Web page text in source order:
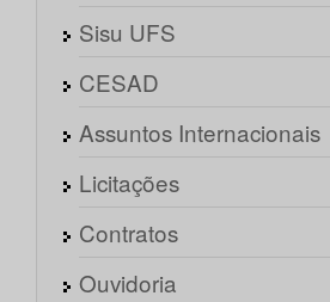
Sisu UFS
CESAD
Assuntos Internacionais
Licitações
Contratos
Ouvidoria